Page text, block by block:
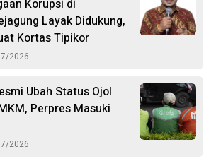
Korupsi di
Layak Didukung,
Kortas Tipikor
2026
Ubah Status Ojol
Perpres Masuki
2026